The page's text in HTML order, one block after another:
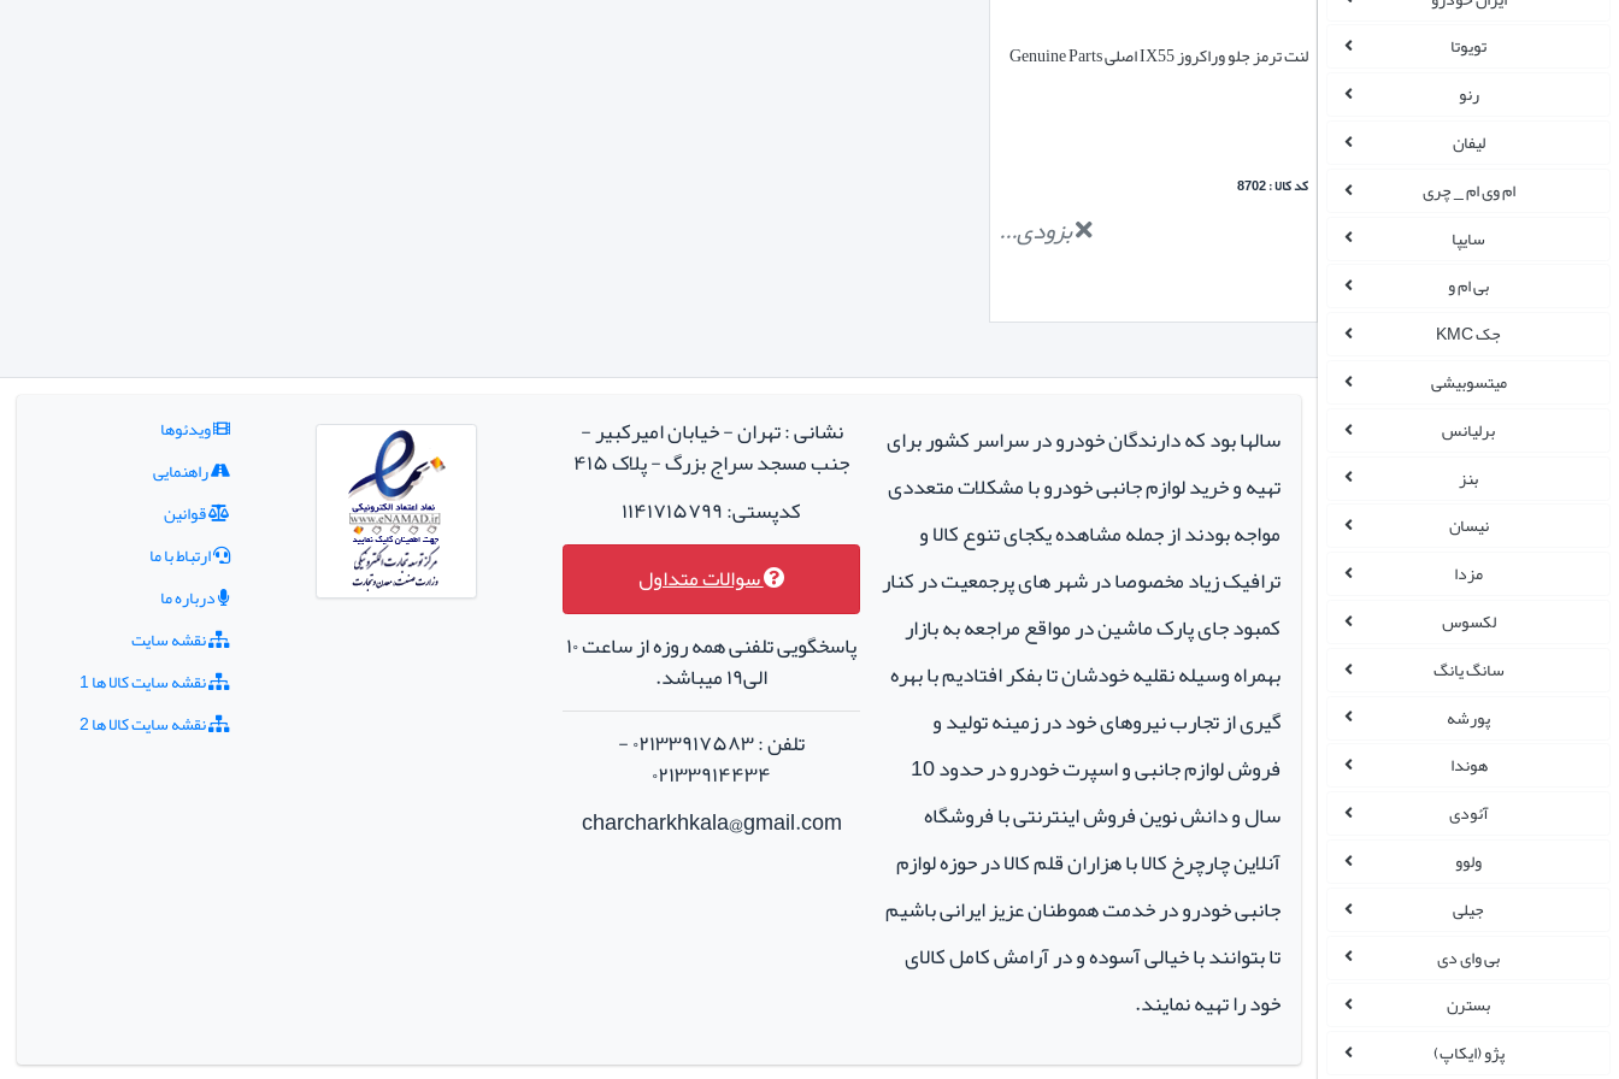
تویوتا
رنو
لیفان
ام وی ام _ چری
سایپا
بی ام و
جک KMC
میتسوبیشی
برلیانس
بنز
نیسان
مزدا
لکسوس
سانگ یانگ
پورشه
هوندا
آئودی
ولوو
جیلی
بی وای دی
بسترن
پژو (ایکاپ)
لنت ترمز جلو وراکروز IX55 اصلی Genuine Parts
کد کالا : 8702
بزودی...
سالها بود که دارندگان خودرو در سراسر کشور برای
تهیه و خرید لوازم جانبی خودرو با مشکلات متعددی
مواجه بودند از جمله مشاهده یکجای تنوع کالا و
ترافیک زیاد مخصوصا در شهر های پرجمعیت در کنار
کمبود جای پارک ماشین در مواقع مراجعه به بازار
بهمراه وسیله نقلیه خودشان تا بفکر افتادیم با بهره
گیری از تجارب نیروهای خود در زمینه تولید و
فروش لوازم جانبی و اسپرت خودرو در حدود 10
سال و دانش نوین فروش اینترنتی با فروشگاه
آنلاین چارچرخ کالا با هزاران قلم کالا در حوزه لوازم
جانبی خودرو در خدمت هموطنان عزیز ایرانی باشیم
تا بتوانند با خیالی آسوده و در آرامش کامل کالای
خود را تهیه نمایند.
نشانی : تهران - خیابان امیرکبیر -
جنب مسجد سراج بزرگ - پلاک ۴۱۵
کدپستی: ۱۱۴۱۷۱۵۷۹۹
سوالات متداول
پاسخگویی تلفنی همه روزه از ساعت ۱۰
الی۱۹ میباشد.
تلفن : ۰۲۱۳۳۹۱۷۵۸۳ -
۰۲۱۳۳۹۱۴۴۳۴
charcharkhkala@gmail.com
ویدئوها
راهنمایی
قوانین
ارتباط با ما
درباره ما
نقشه سایت
نقشه سایت کالا ها 1
نقشه سایت کالا ها 2